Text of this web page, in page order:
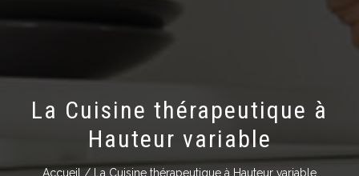
La Cuisine thérapeutique à
Hauteur variable
Accueil / La Cuisine thérapeutique à Hauteur variable